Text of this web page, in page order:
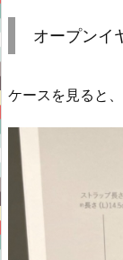
オープンイ
ケースを見ると、